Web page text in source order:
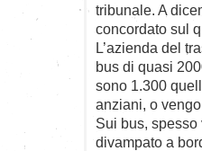
tribunale. A
concordato sul
L’azienda del
bus di quasi
sono 1.300
anziani, o
Sui bus,
divampato a